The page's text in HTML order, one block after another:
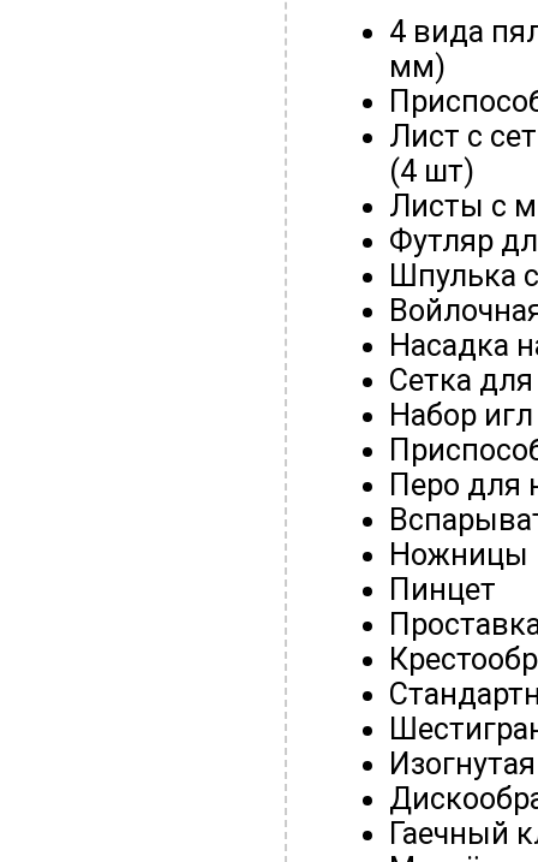
4 вида
мм)
Лист с
(4 шт)
Листы с
Футляр
Шпулька
Насадка
Сетка
Набор
Перо для
Ножницы
Пинцет
Гаечный